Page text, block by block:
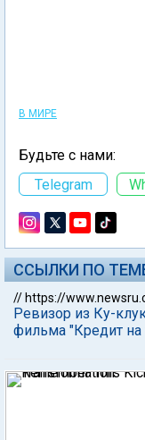
В МИРЕ
Будьте с нами:
Telegram
ССЫЛКИ ПО
// https://
Ревизор из Ку-
фильма "Кредит на